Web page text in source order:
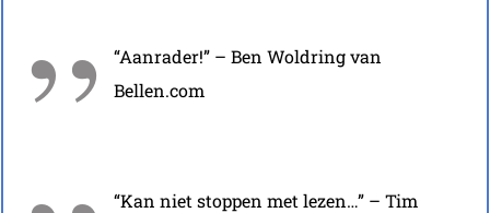
“Aanrader!” – Ben Woldring van
Bellen.com
“Kan niet stoppen met lezen…” – Tim